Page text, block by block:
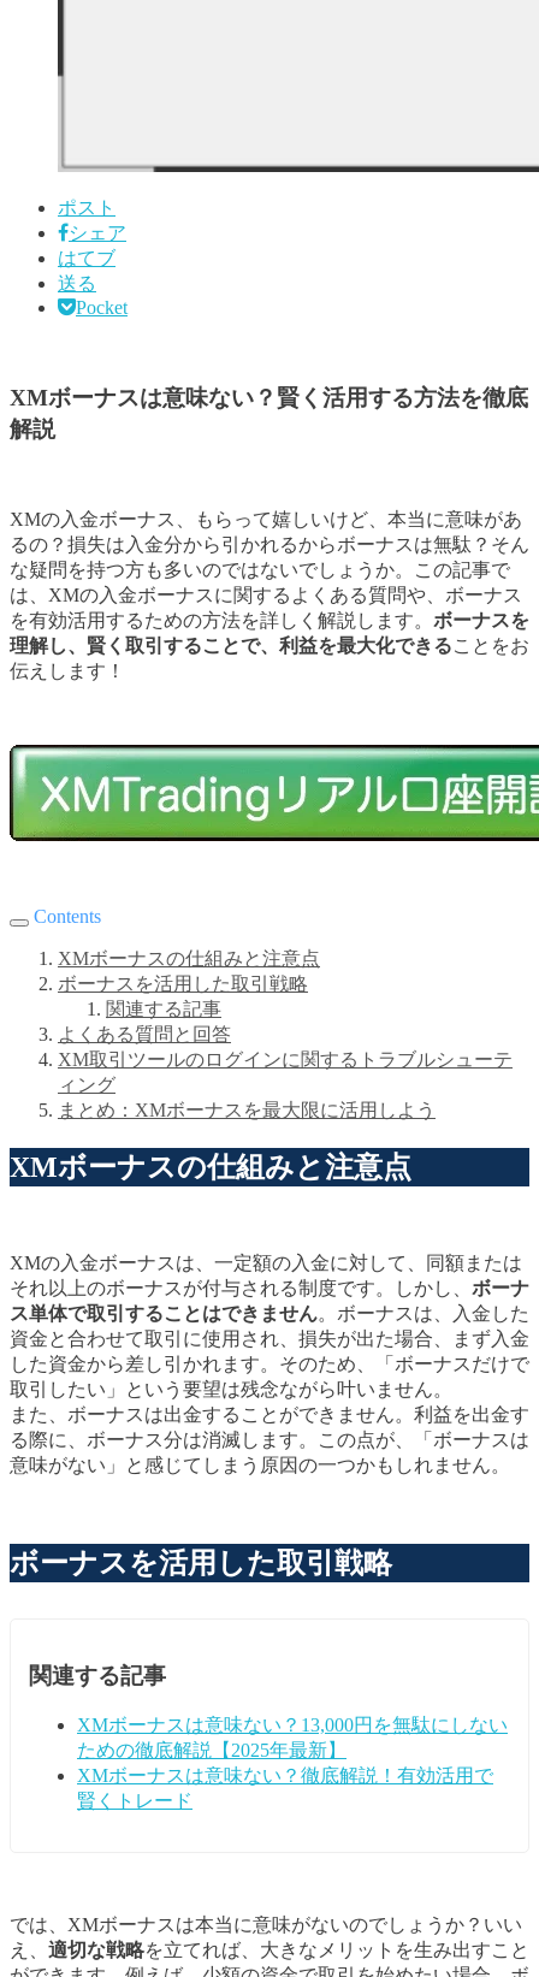
ポスト
シェア
はてブ
送る
Pocket
XMボーナスは意味ない？賢く活用する方法を徹底
解説
XMの入金ボーナス、もらって嬉しいけど、本当に意味があ
るの？損失は入金分から引かれるからボーナスは無駄？そん
な疑問を持つ方も多いのではないでしょうか。この記事で
は、XMの入金ボーナスに関するよくある質問や、ボーナス
を有効活用するための方法を詳しく解説します。 ボーナスを
理解し、賢く取引することで、利益を最大化できることをお
伝えします！
Contents
XMボーナスの仕組みと注意点
ボーナスを活用した取引戦略
関連する記事
よくある質問と回答
XM取引ツールのログインに関するトラブルシューテ
ィング
まとめ：XMボーナスを最大限に活用しよう
XMボーナスの仕組みと注意点
XMの入金ボーナスは、一定額の入金に対して、同額または
それ以上のボーナスが付与される制度です。しかし、 ボーナ
ス単体で取引することはできません。ボーナスは、入金した
資金と合わせて取引に使用され、損失が出た場合、まず入金
した資金から差し引かれます。そのため、「ボーナスだけで
取引したい」という要望は残念ながら叶いません。
また、ボーナスは出金することができません。利益を出金す
る際に、ボーナス分は消滅します。この点が、「ボーナスは
意味がない」と感じてしまう原因の一つかもしれません。
ボーナスを活用した取引戦略
関連する記事
XMボーナスは意味ない？13,000円を無駄にしない
ための徹底解説【2025年最新】
XMボーナスは意味ない？徹底解説！有効活用で
賢くトレード
では、XMボーナスは本当に意味がないのでしょうか？いい
え、 適切な戦略を立てれば、大きなメリットを生み出すこと